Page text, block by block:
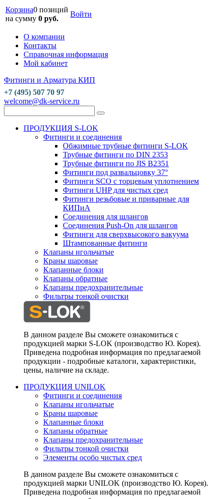
Корзина0 позиций
на сумму 0 руб.
Войти
О компании
Контакты
Справочная информация
Мой кабинет
Фитинги и Арматура КИП
+7 (495) 507 70 97
welcome@dk-service.ru
ПРОДУКЦИЯ S-LOK
Фитинги и соединения
Обжимные трубные фитинги S-LOK
Трубные фитинги по DIN 2353
Трубные фитинги по JIS B2351
Фитинги под развальцовку 37°
Фитинги SCO с торцевым уплотнением
Фитинги UHP для чистых сред
Фитинги резьбовые и приварные для
КИПиА
Соединения для шлангов
Соединения Push-On для шлангов
Фитинги для сверхвысокого вакуума
Штампованные фитинги
Клапаны игольчатые
Краны шаровые
Клапанные блоки
Клапаны обратные
Клапаны предохранительные
Фильтры тонкой очистки
В данном разделе Вы сможете ознакомиться с
продукцией марки S-LOK (производство Ю. Корея).
Приведена подробная информация по предлагаемой
продукции - подробные каталоги, характеристики,
цены, наличие на складе.
ПРОДУКЦИЯ UNILOK
Фитинги и соединения
Клапаны игольчатые
Краны шаровые
Клапанные блоки
Клапаны обратные
Клапаны предохранительные
Фильтры тонкой очистки
Элементы особо чистых сред
В данном разделе Вы сможете ознакомиться с
продукцией марки UNILOK (производство Ю. Корея).
Приведена подробная информация по предлагаемой